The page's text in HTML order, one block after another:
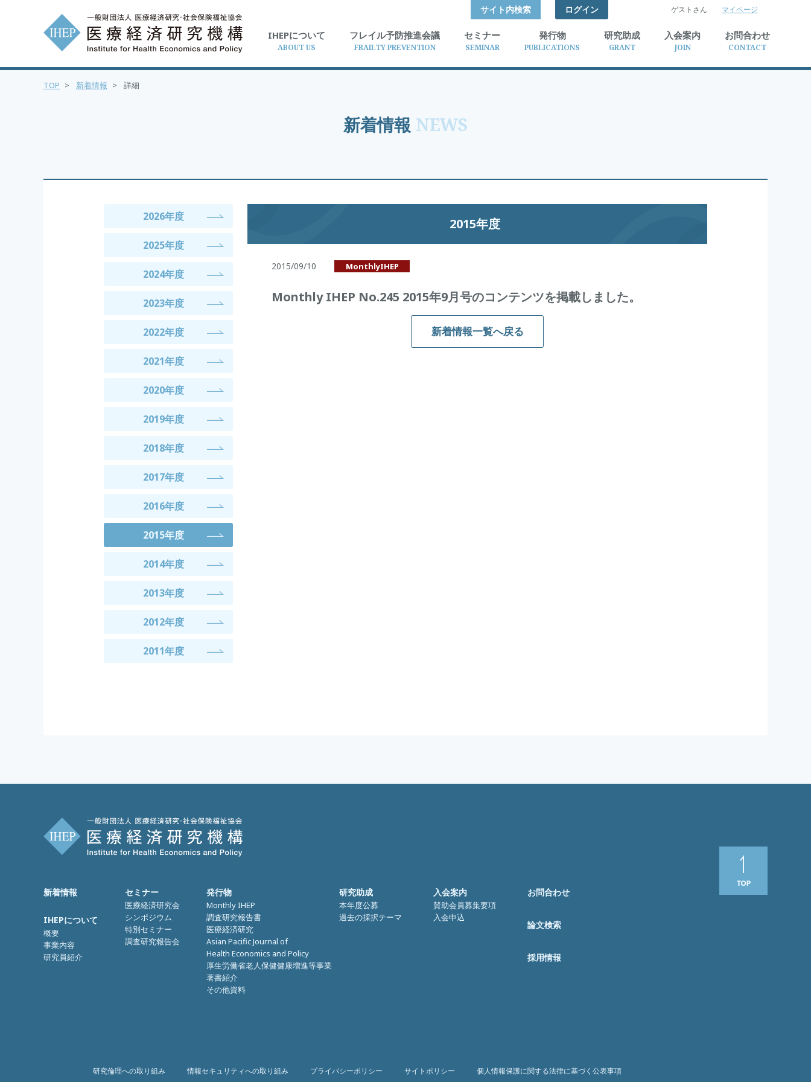
サイト内検索 検索
ログイン ゲストさん マイページ
IHEPについて
ABOUT US
フレイル予防推進会議
FRAILTY PREVENTION
セミナー
SEMINAR
発行物
PUBLICATIONS
研究助成
GRANT
入会案内
JOIN
お問合わせ
CONTACT
新着情報 NEWS
TOP > 新着情報 > 詳細
2026年度
2025年度
2024年度
2023年度
2022年度
2021年度
2020年度
2019年度
2018年度
2017年度
2016年度
2015年度
2014年度
2013年度
2012年度
2011年度
2015年度
2015/09/10 MonthlyIHEP
Monthly IHEP No.245 2015年9月号のコンテンツを掲載しました。
新着情報一覧へ戻る
新着情報
IHEPについて
概要
事業内容
研究員紹介
セミナー
医療経済研究会
シンポジウム
特別セミナー
調査研究報告会
発行物
Monthly IHEP
調査研究報告書
医療経済研究
Asian Pacific Journal of
Health Economics and Policy
厚生労働省老人保健健康増進等事業
著書紹介
その他資料
研究助成
本年度公募
過去の採択テーマ
入会案内
賛助会員募集要項
入会申込
お問合わせ
論文検索
採用情報
研究倫理への取り組み 情報セキュリティへの取り組み プライバシーポリシー サイトポリシー 個人情報保護に関する法律に基づく公表事項